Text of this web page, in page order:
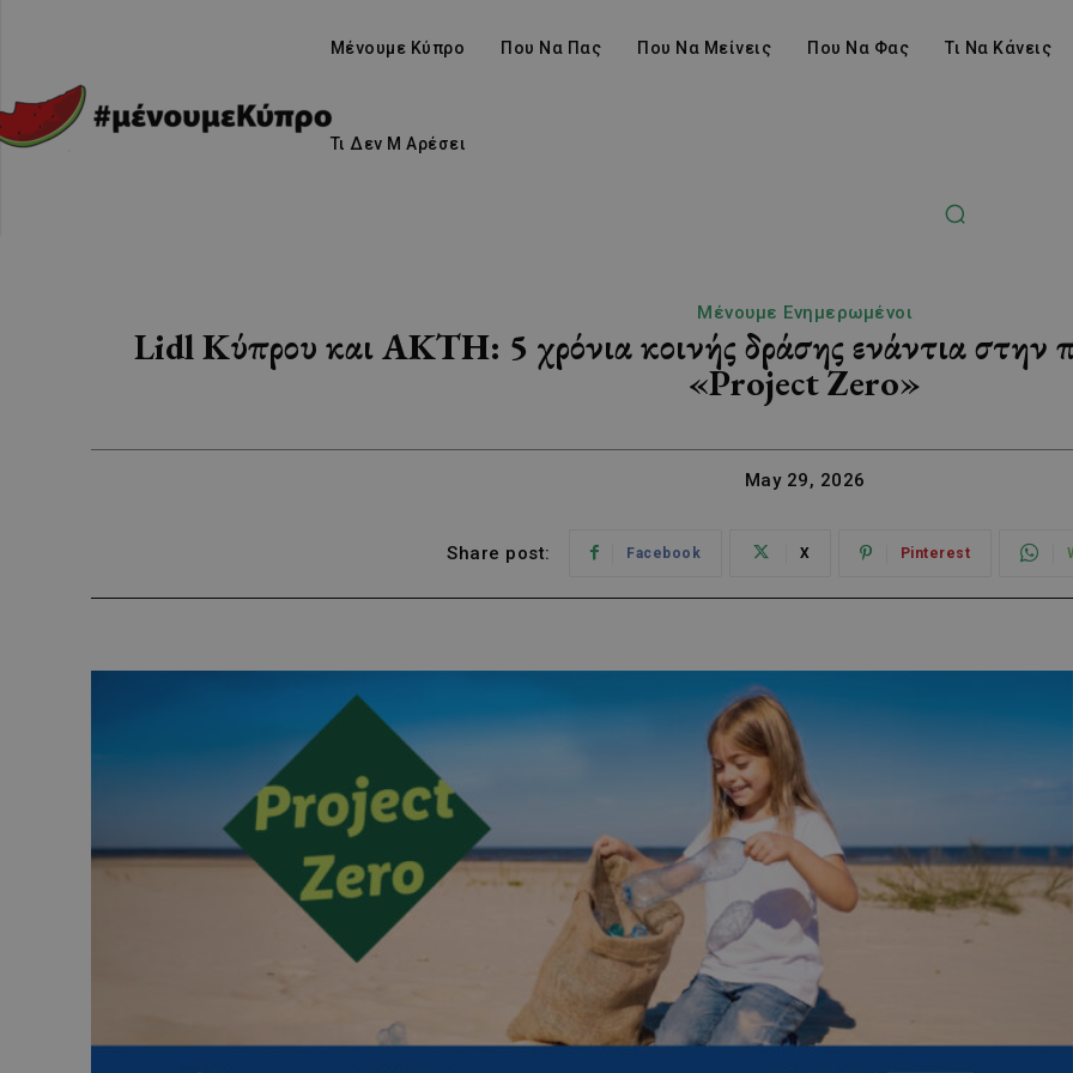
Μένουμε Κύπρο Που Να Πας Που Να Μείνεις Που Να Φας Τι Να Κάνεις
Τι Δεν Μ Αρέσει
Μένουμε Ενημερωμένοι
Lidl Κύπρου και ΑΚΤΗ: 5 χρόνια κοινής δράσης ενάντια στην
«Project Zero»
May 29, 2026
Share post: Facebook X Pinterest